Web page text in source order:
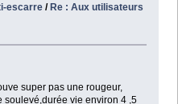
escarre / Re : Aux utilisateurs
super pas une rougeur,
soulevé,durée vie environ 4 ,5